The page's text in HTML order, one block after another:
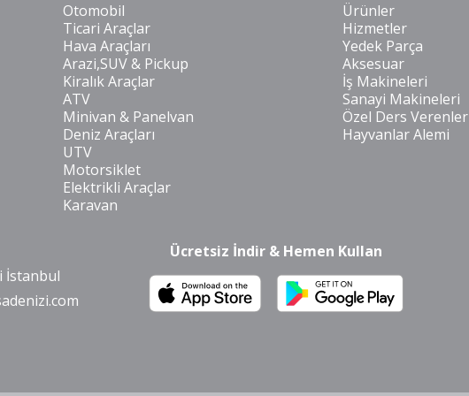
Otomobil
Ticari Araçlar
Hava Araçları
Arazi,SUV & Pickup
Kiralık Araçlar
ATV
Minivan & Panelvan
Deniz Araçları
UTV
Motorsiklet
Elektrikli Araçlar
Karavan
Ürünler
Hizmetler
Yedek Parça
Aksesuar
İş Makineleri
Sanayi Makineleri
Özel Ders Verenler
Hayvanlar Alemi
İstanbul
Ücretsiz İndir & Hemen Kullan